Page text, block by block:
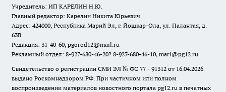
Учредитель: ИП КАРЕЛИН Н.Ю.
Главный редактор: Карелин Никита Юрьевич
Адрес: 424000, Республика Марий Эл, г. Йошкар-Ола, ул. Палантая, д.
63В
Редакция: 31-40-60, pgorod12@mail.ru
Рекламный отдел: 8-927-680-46-20? 8-927-680-46-10, mari@pg12.ru
Свидетельство о регистрации СМИ ЭЛ № ФС 77 - 91312 от 16.04.2026
выдано Роскомнадзором РФ. При частичном или полном
воспроизведении материалов новостного портала pg12.ru в печатных